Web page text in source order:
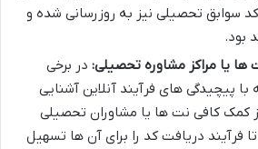
سوابق تحصیلی نیز به روزرسانی شده و
بود.
ها یا مراکز مشاوره تحصیلی: در برخی
با پیچیدگی های فرآیند آنلاین آشنایی
از کمک کافی نت ها یا مشاوران تحصیلی
فرآیند دریافت کد را برای آن ها تسهیل